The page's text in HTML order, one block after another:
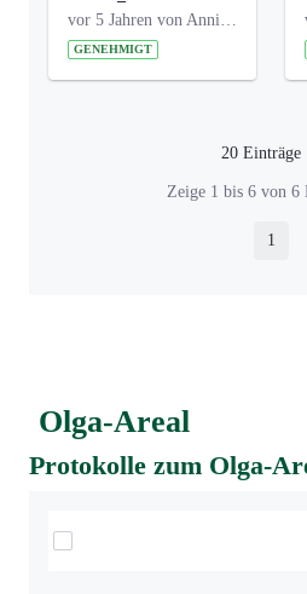
vor 5 Jahren von Anni Schlumberger
GENEHMIGT
20 Einträge
Pro
Zeige 1 bis 6 von 6
Seite
1
Olga-Areal
Protokolle zum Olga-